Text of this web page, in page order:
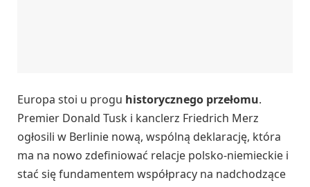
Europa stoi u progu historycznego przełomu.
Premier Donald Tusk i kanclerz Friedrich Merz
ogłosili w Berlinie nową, wspólną deklarację, która
ma na nowo zdefiniować relacje polsko-niemieckie i
stać się fundamentem współpracy na nadchodzące